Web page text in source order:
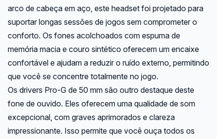
arco de cabeça em aço, este headset foi projetado para
suportar longas sessões de jogos sem comprometer o
conforto. Os fones acolchoados com espuma de
memória macia e couro sintético oferecem um encaixe
confortável e ajudam a reduzir o ruído externo, permitindo
que você se concentre totalmente no jogo.
Os drivers Pro-G de 50 mm são outro destaque deste
fone de ouvido. Eles oferecem uma qualidade de som
excepcional, com graves aprimorados e clareza
impressionante. Isso permite que você ouça todos os